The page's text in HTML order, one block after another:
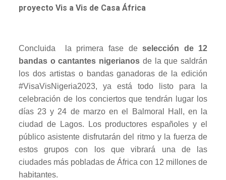
proyecto Vis a Vis de Casa África
Concluida la primera fase deselección de 12
bandas o cantantes nigerianos de la que saldrán
los dos artistas o bandas ganadoras de la edición
#VisaVisNigeria2023, ya está todo listo para la
celebración de los conciertos que tendrán lugar los
días 23 y 24 de marzo en el Balmoral Hall, en la
ciudad de Lagos. Los productores españoles y el
público asistente disfrutarán del ritmo y la fuerza de
estos grupos con los que vibrará una de las
ciudades más pobladas de África con 12 millones de
habitantes.